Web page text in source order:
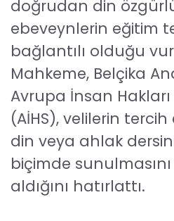
doğrudan din
ebeveynlerin eğitim
bağlantılı olduğu
Mahkeme, Belçika
Avrupa İnsan Hakları
(AİHS), velilerin
din veya ahlak
biçimde
aldığını hatırlattı.